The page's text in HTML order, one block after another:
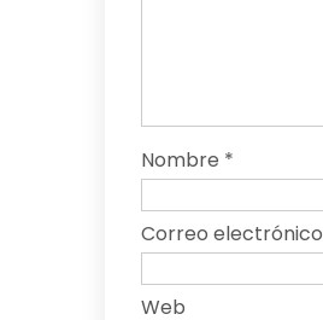
Nombre *
Correo electrónico
Web